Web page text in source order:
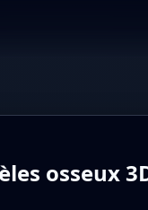
osseux